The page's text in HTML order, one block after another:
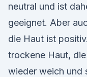
neutral und ist
geeignet. Aber
die Haut ist
trockene Haut,
wieder weich und